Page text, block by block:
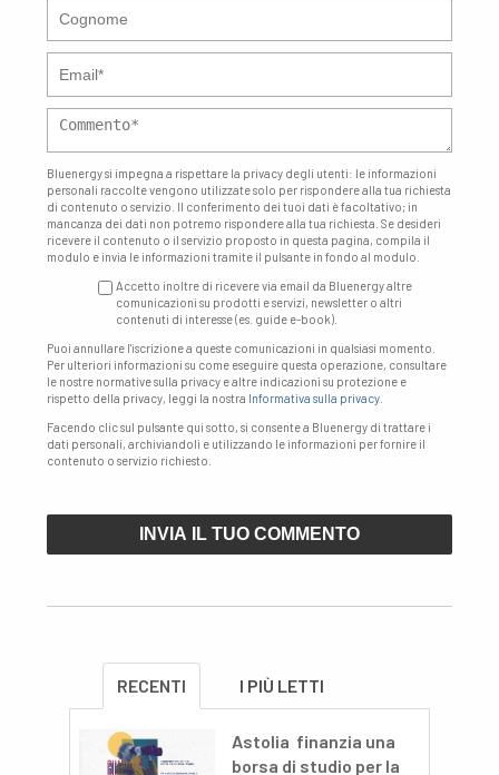
Bluenergy si impegna a rispettare la privacy degli utenti: le informazioni
personali raccolte vengono utilizzate solo per rispondere alla tua richiesta
di contenuto o servizio. Il conferimento dei tuoi dati è facoltativo; in
mancanza dei dati non potremo rispondere alla tua richiesta. Se desideri
ricevere il contenuto o il servizio proposto in questa pagina, compila il
modulo e invia le informazioni tramite il pulsante in fondo al modulo.
Accetto inoltre di ricevere via email da Bluenergy altre
comunicazioni su prodotti e servizi, newsletter o altri
contenuti di interesse (es. guide e-book).
Puoi annullare l'iscrizione a queste comunicazioni in qualsiasi momento.
Per ulteriori informazioni su come eseguire questa operazione, consultare
le nostre normative sulla privacy e altre indicazioni su protezione e
rispetto della privacy, leggi la nostra Informativa sulla privacy
Facendo clic sul pulsante qui sotto, si consente a Bluenergy di trattare i
dati personali, archiviandoli e utilizzando le informazioni per fornire il
contenuto o servizio richiesto.
RECENTI I PIÙ LETTI
Astolia finanzia una
borsa di studio per la